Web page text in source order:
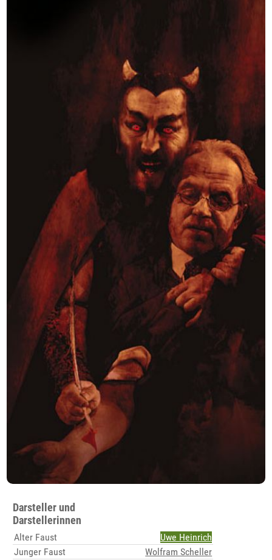
Darsteller und
Darstellerinnen
Alter Faust
Uwe Heinrich
Junger Faust
Wolfram Scheller